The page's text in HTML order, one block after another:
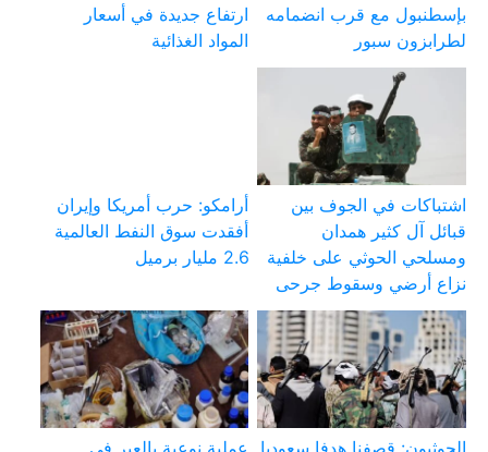
بإسطنبول مع قرب انضمامه
لطرابزون سبور
ارتفاع جديدة في أسعار
المواد الغذائية
اشتباكات في الجوف بين
قبائل آل كثير همدان
ومسلحي الحوثي على خلفية
نزاع أرضي وسقوط جرحى
أرامكو: حرب أمريكا وإيران
أفقدت سوق النفط العالمية
2.6 مليار برميل